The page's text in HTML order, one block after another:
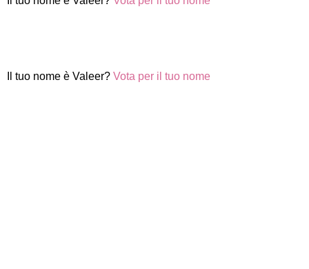
Il tuo nome è Valeer? Vota per il tuo nome